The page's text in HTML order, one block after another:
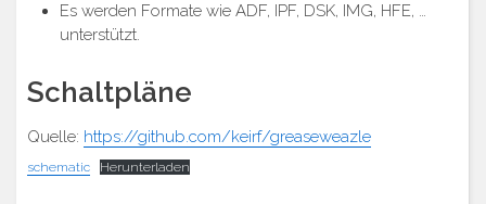
Es werden Formate wie ADF, IPF, DSK, IMG, HFE, …
unterstützt.
Schaltpläne
Quelle: https://github.com/keirf/greaseweazle
schematic Herunterladen